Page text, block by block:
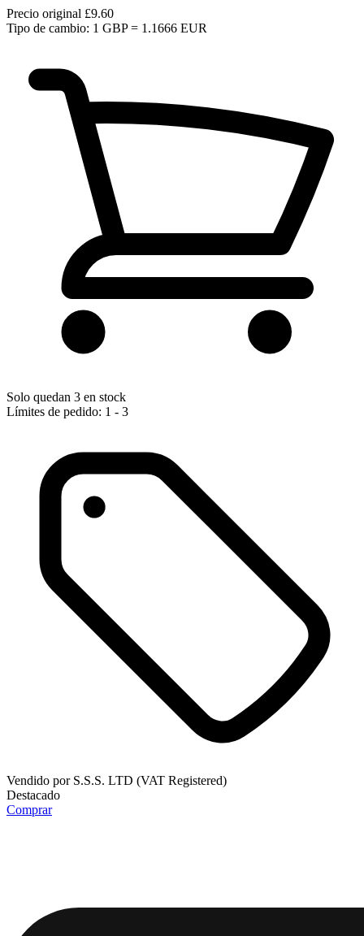
Precio original £9.60
Tipo de cambio: 1 GBP = 1.1666 EUR
Solo quedan 3 en stock
Límites de pedido: 1 - 3
Vendido por S.S.S. LTD (VAT Registered)
Destacado
Comprar